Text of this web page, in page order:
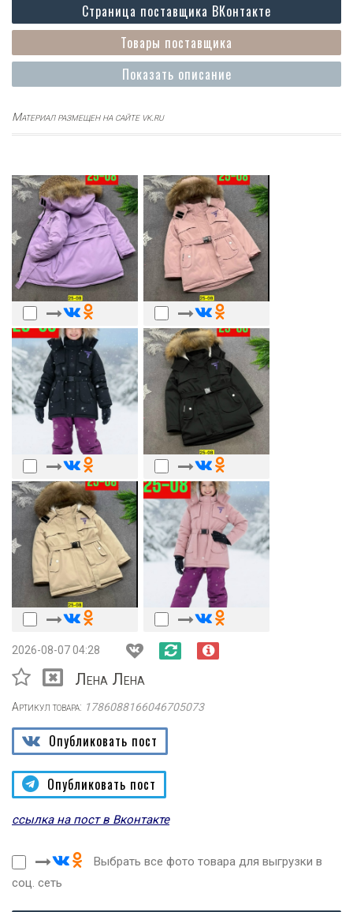
Показать описание
Товары поставщика
Страница поставщика ВКонтакте
Материал размещен на сайте vk.ru
2026-08-07 04:28
Лена Лена
Артикул товара: 1786088166046705073
Опубликовать пост
Опубликовать пост
ссылка на пост в Вконтакте
Выбрать все фото товара для выгрузки в
соц. сеть